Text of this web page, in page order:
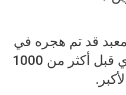
قد تم هجره في
عام 1750 قبل الميلاد، أي قبل أكثر من 1000